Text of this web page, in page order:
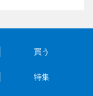
買う
特集